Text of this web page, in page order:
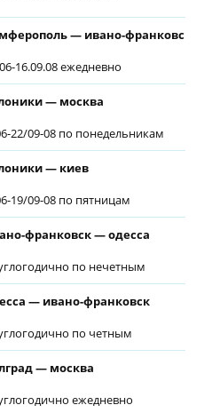
— ивано-франковск
16.09.08 ежедневно
— москва
22/09-08 по понедельникам
— киев
19/09-08 по пятницам
франковск — одесса
по нечетным
— ивано-франковск
по четным
— москва
ежедневно